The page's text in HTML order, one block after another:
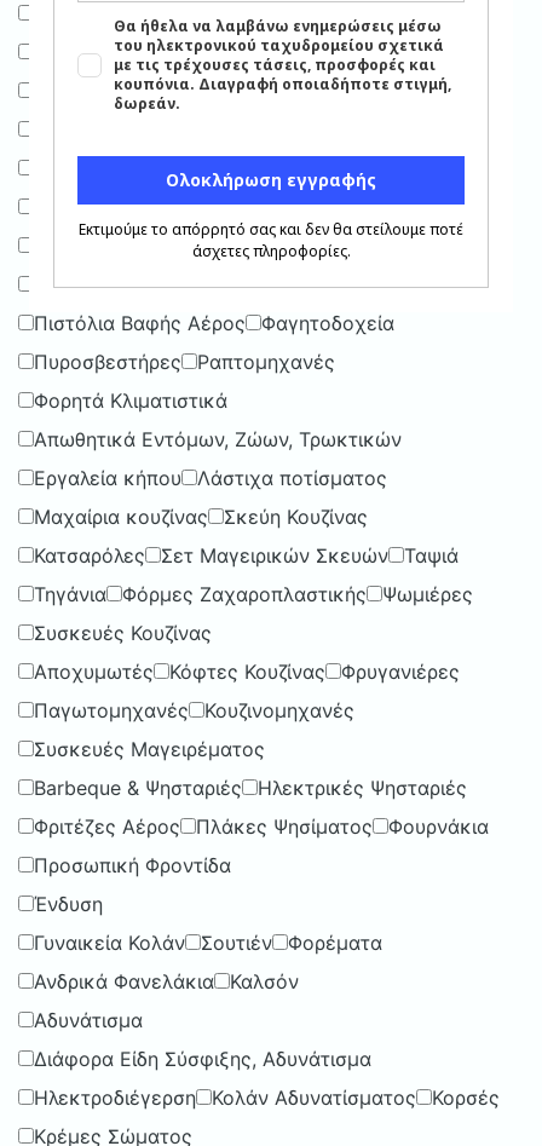
Προϊόντα Καθαρισμού Γενικής Χρήσης
Διάφορα
Αερόθερμα
Αλυσοπρίονα
Ανοιχτήρια
Βοηθήματα Μπάνιου, Τουαλέτας
Διάφορες Μικροσυσκευές
Εργαλεία βαφής
Εργαλεία χειρός
Ηλεκτρικές Κουβέρτες
Καλάθια Αποθήκευσης
Κολλητικές Ταινίες
Πιστόλια Βαφής Αέρος
Φαγητοδοχεία
Πυροσβεστήρες
Ραπτομηχανές
Φορητά Κλιματιστικά
Απωθητικά Εντόμων, Ζώων, Τρωκτικών
Εργαλεία κήπου
Λάστιχα ποτίσματος
Μαχαίρια κουζίνας
Σκεύη Κουζίνας
Κατσαρόλες
Σετ Μαγειρικών Σκευών
Ταψιά
Τηγάνια
Φόρμες Ζαχαροπλαστικής
Ψωμιέρες
Συσκευές Κουζίνας
Αποχυμωτές
Κόφτες Κουζίνας
Φρυγανιέρες
Παγωτομηχανές
Κουζινομηχανές
Συσκευές Μαγειρέματος
Barbeque & Ψησταριές
Ηλεκτρικές Ψησταριές
Φριτέζες Αέρος
Πλάκες Ψησίματος
Φουρνάκια
Προσωπική Φροντίδα
Ένδυση
Γυναικεία Κολάν
Σουτιέν
Φορέματα
Ανδρικά Φανελάκια
Καλσόν
Αδυνάτισμα
Διάφορα Είδη Σύσφιξης, Αδυνάτισμα
Ηλεκτροδιέγερση
Κολάν Αδυνατίσματος
Κορσές
Κρέμες Σώματος